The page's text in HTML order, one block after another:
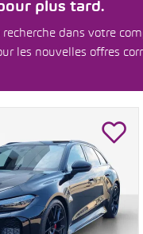
plus tard.
recherche dans votre
les nouvelles offres